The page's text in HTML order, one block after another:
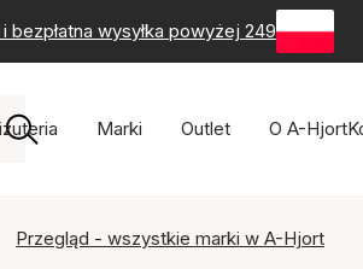
bezpłatna wysyłka powyżej 249 zł -
Marki Outlet O A-Hjort
Przegląd - wszystkie marki w A-Hjort